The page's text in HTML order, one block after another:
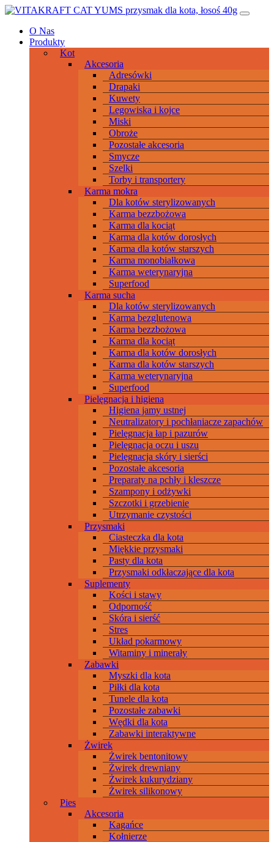
Przeskocz
treści
Main
Navigation
O Nas
Produkty
Kot
Akcesoria
Adresówki
Drapaki
Kuwety
Legowiska i kojce
Miski
Obroże
Pozostałe akcesoria
Smycze
Szelki
Torby i transportery
Karma mokra
Dla kotów sterylizowanych
Karma bezzbożowa
Karma dla kociąt
Karma dla kotów dorosłych
Karma dla kotów starszych
Karma monobiałkowa
Karma weterynaryjna
Superfood
Karma sucha
Dla kotów sterylizowanych
Karma bezglutenowa
Karma bezzbożowa
Karma dla kociąt
Karma dla kotów dorosłych
Karma dla kotów starszych
Karma weterynaryjna
Superfood
Pielęgnacja i higiena
Higiena jamy ustnej
Neutralizatory i pochłaniacze zapachów
Pielęgnacja łap i pazurów
Pielęgnacja oczu i uszu
Pielęgnacja skóry i sierści
Pozostałe akcesoria
Preparaty na pchły i kleszcze
Szampony i odżywki
Szczotki i grzebienie
Utrzymanie czystości
Przysmaki
Ciasteczka dla kota
Miękkie przysmaki
Pasty dla kota
Przysmaki odkłaczające dla kota
Suplementy
Kości i stawy
Odporność
Skóra i sierść
Stres
Układ pokarmowy
Witaminy i minerały
Zabawki
Myszki dla kota
Piłki dla kota
Tunele dla kota
Pozostałe zabawki
Wędki dla kota
Zabawki interaktywne
Żwirek
Żwirek bentonitowy
Żwirek drewniany
Żwirek kukurydziany
Żwirek silikonowy
Pies
Akcesoria
Kagańce
Kołnierze